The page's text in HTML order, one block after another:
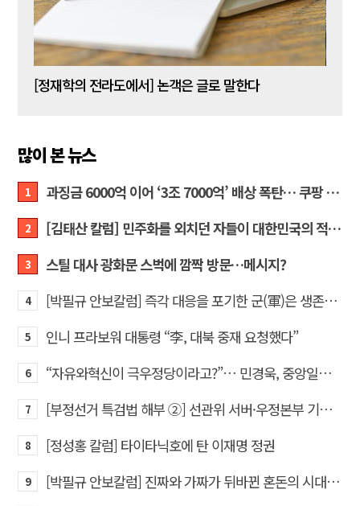
[정재학의 전라도에서] 논객은 글로 말한다
많이 본 뉴스
1 과징금 6000억 이어 ‘3조 7000억’ 배상 폭탄… 쿠팡 때리기에 한미 통상 ‘초비상’
2 [김태산 칼럼] 민주화를 외치던 자들이 대한민국의 적이고 간첩이었다
3 스틸 대사 광화문 스벅에 깜짝 방문…메시지?
4 [박필규 안보칼럼] 즉각 대응을 포기한 군(軍)은 생존할 수 없다
5 인니 프라보워 대통령 “李, 대북 중재 요청했다”
6 “자유와혁신이 극우정당이라고?”… 민경욱, 중앙일보 직격
7 [부정선거 특검법 해부 ②] 선관위 서버·우정본부 기록까지…‘증거를 끌어오는 칼’
8 [정성홍 칼럼] 타이타닉호에 탄 이재명 정권
9 [박필규 안보칼럼] 진짜와 가짜가 뒤바뀐 혼돈의 시대, 안보 파탄은 막아야